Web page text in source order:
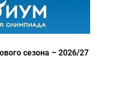
сезона – 2026/27